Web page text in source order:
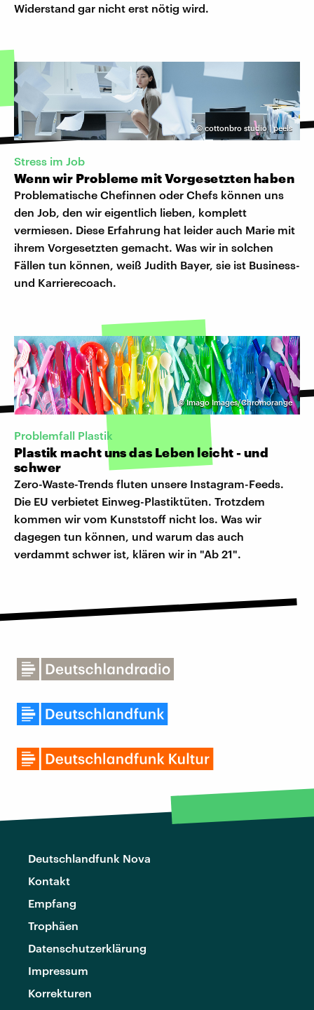
Widerstand gar nicht erst nötig wird.
© cottonbro studio | peels
Stress im Job
Wenn wir Probleme mit Vorgesetzten haben
Problematische Chefinnen oder Chefs können uns
den Job, den wir eigentlich lieben, komplett
vermiesen. Diese Erfahrung hat leider auch Marie mit
ihrem Vorgesetzten gemacht. Was wir in solchen
Fällen tun können, weiß Judith Bayer, sie ist Business-
und Karrierecoach.
©Imago Images/Chromorange
Problemfall Plastik
Plastik macht uns das Leben leicht - und
schwer
Zero-Waste-Trends fluten unsere Instagram-Feeds.
Die EU verbietet Einweg-Plastiktüten. Trotzdem
kommen wir vom Kunststoff nicht los. Was wir
dagegen tun können, und warum das auch
verdammt schwer ist, klären wir in "Ab 21".
Deutschlandfunk Nova
Kontakt
Empfang
Trophäen
Datenschutzerklärung
Impressum
Korrekturen